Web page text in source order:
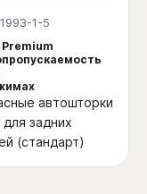
1-5
Premium
автошторки
для задних
(стандарт)